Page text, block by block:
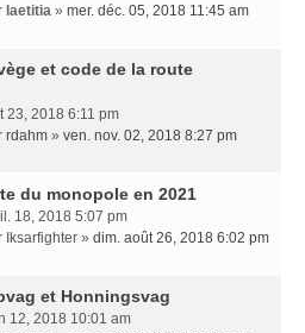
laetitia » mer. déc. 05, 2018 11:45 am
et code de la route
23, 2018 6:11 pm
rdahm » ven. nov. 02, 2018 8:27 pm
du monopole en 2021
18, 2018 5:07 pm
Iksarfighter » dim. août 26, 2018 6:02 pm
et Honningsvag
12, 2018 10:01 am